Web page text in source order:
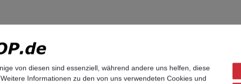
zurück gesetzt, das Administratorpasswort lautet
von diesen sind essenziell, während andere uns helfen, diese
Informationen zu den von uns verwendeten Cookies und